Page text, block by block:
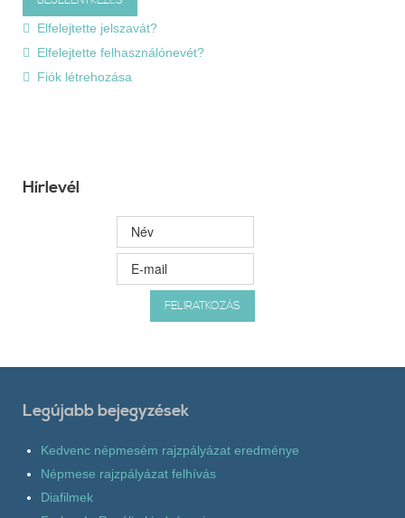
Elfelejtette jelszavát?
Elfelejtette felhasználónevét?
Fiók létrehozása
Hírlevél
Legújabb bejegyzések
Kedvenc népmesém rajzpályázat eredménye
Népmese rajzpályázat felhívás
Diafilmek